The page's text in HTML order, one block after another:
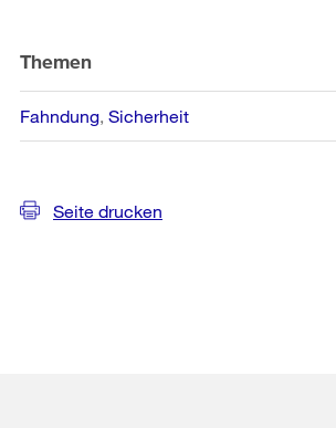
Themen
Fahndung Sicherheit
Seite drucken